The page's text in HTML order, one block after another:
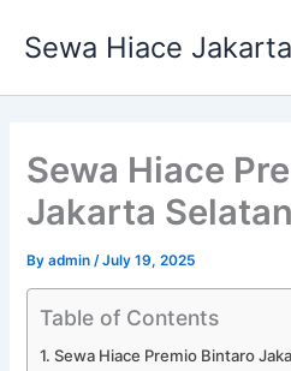
Sewa Hiace Jakarta
Sewa Hiace
Jakarta Selatan
Byadmin /July 19, 2025
Table of Contents
Sewa Hiace Premio Bintaro